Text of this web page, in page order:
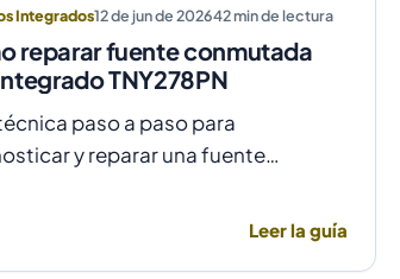
Integrados12 de jun de 202642min de lectura
reparar fuente conmutada
TNY278PN
paso a paso para
y reparar una fuente
no arranca o parpadea, evitando
Leer la guía